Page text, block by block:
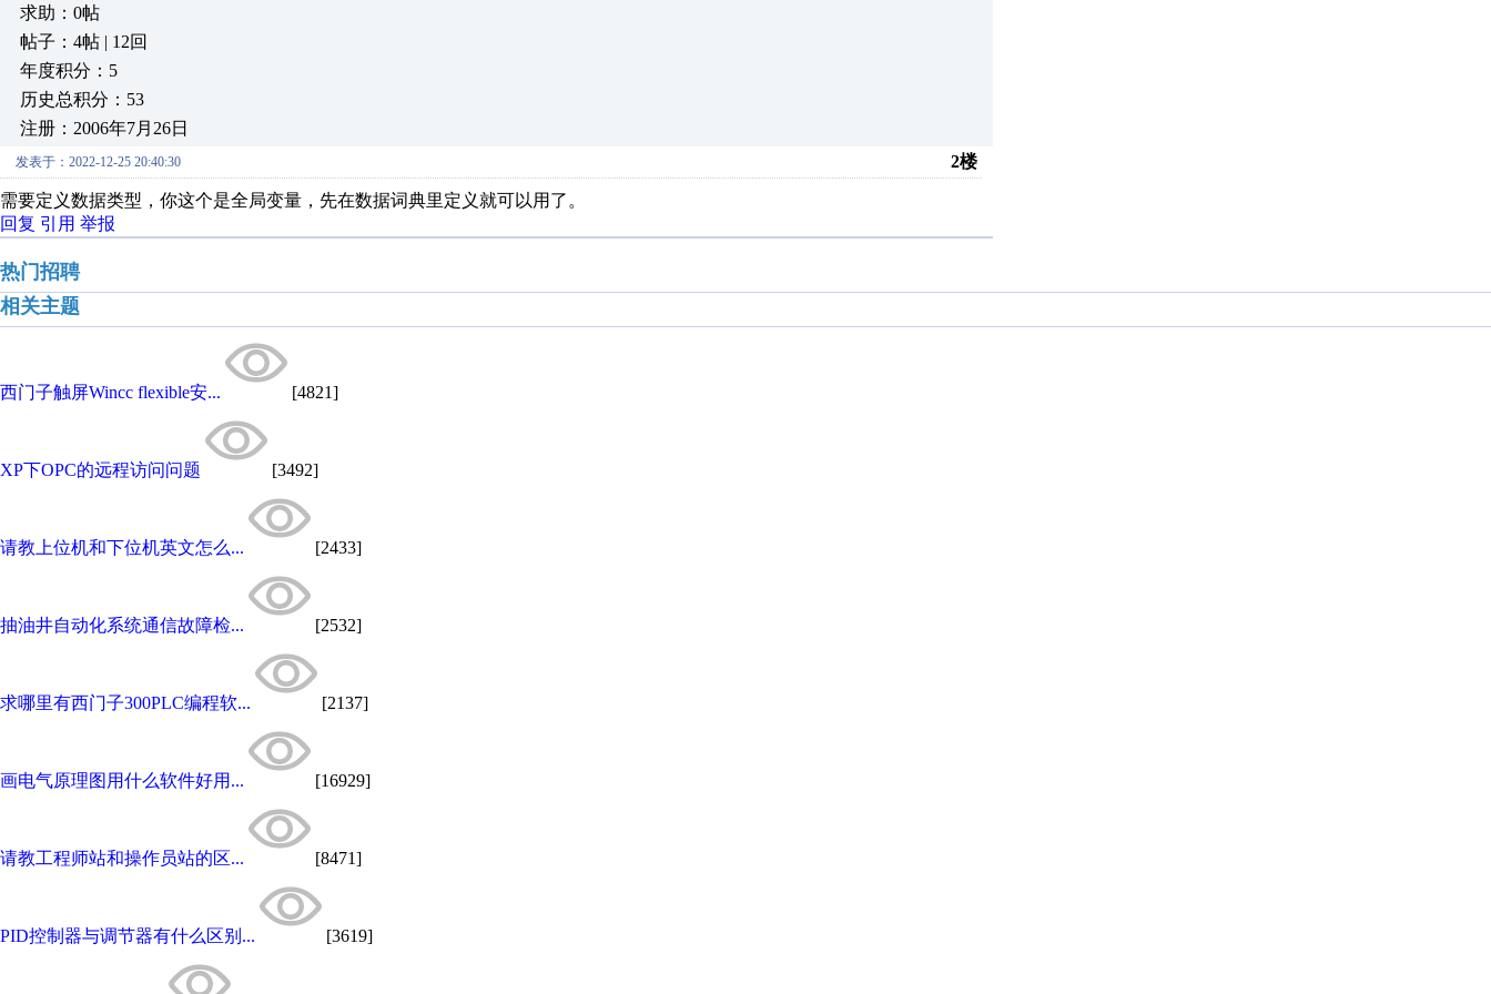
求助：0帖
帖子：4帖 | 12回
年度积分：5
历史总积分：53
注册：2006年7月26日
发表于：2022-12-25 20:40:30 2楼
需要定义数据类型，你这个是全局变量，先在数据词典里定义就可以用了。
回复 引用 举报
热门招聘
相关主题
西门子触屏Wincc flexible安... [4821]
XP下OPC的远程访问问题 [3492]
请教上位机和下位机英文怎么... [2433]
抽油井自动化系统通信故障检... [2532]
求哪里有西门子300PLC编程软... [2137]
画电气原理图用什么软件好用... [16929]
请教工程师站和操作员站的区... [8471]
PID控制器与调节器有什么区别... [3619]